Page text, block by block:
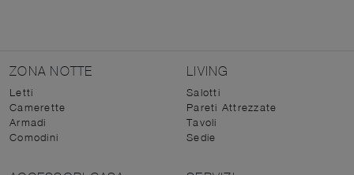
ZONA NOTTE
Letti
Camerette
Armadi
Comodini
LIVING
Salotti
Pareti Attrezzate
Tavoli
Sedie